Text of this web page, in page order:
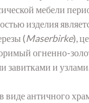
мебели
изделия
(Maserbirke),
огненно-
завитками и
античного